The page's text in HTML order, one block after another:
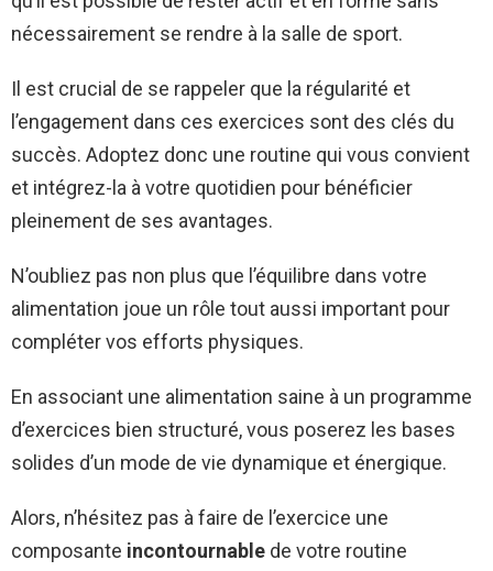
nécessairement se rendre à la salle de sport.
Il est crucial de se rappeler que la régularité et
l’engagement dans ces exercices sont des clés du
succès. Adoptez donc une routine qui vous convient
et intégrez-la à votre quotidien pour bénéficier
pleinement de ses avantages.
N’oubliez pas non plus que l’équilibre dans votre
alimentation joue un rôle tout aussi important pour
compléter vos efforts physiques.
En associant une alimentation saine à un programme
d’exercices bien structuré, vous poserez les bases
solides d’un mode de vie dynamique et énergique.
Alors, n’hésitez pas à faire de l’exercice une
composante incontournable de votre routine